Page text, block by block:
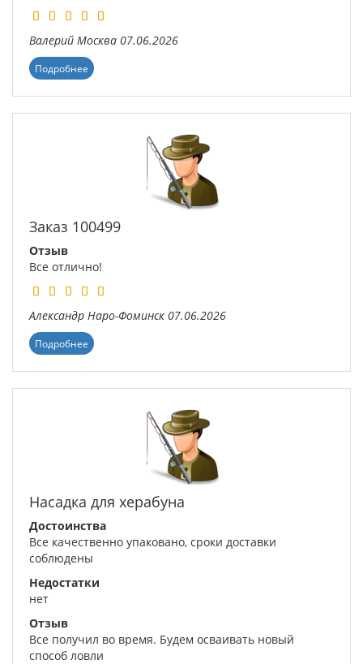
Валерий Москва 07.06.2026
Подробнее
Заказ 100499
Отзыв
Все отлично!
Александр Наро-Фоминск 07.06.2026
Подробнее
Насадка для херабуна
Достоинства
Все качественно упаковано, сроки доставки
соблюдены
Недостатки
нет
Отзыв
Все получил во время. Будем осваивать новый
способ ловли